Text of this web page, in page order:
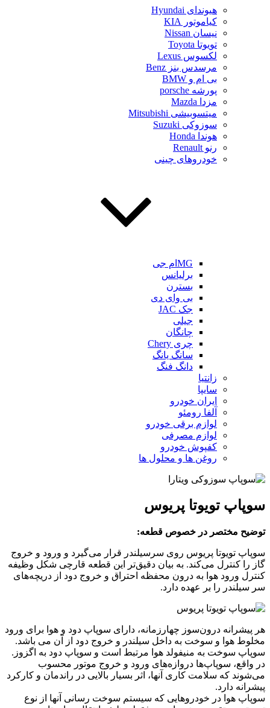
هیوندای Hyundai
کیاموتور KIA
نیسان Nissan
تویوتا Toyota
لکسوس Lexus
مرسدس بنز Benz
بی ام و BMW
پورشه porsche
مزدا Mazda
میتسوبیشی Mitsubishi
سوزوکی Suzuki
هوندا Honda
رنو Renault
خودروهای چینی
MGام جی
برلیانس
بسترن
بی وای دی
جک JAC
جیلی
چانگان
چری Chery
سانگ یانگ
دانگ فنگ
زانتیا
سایپا
ایران خودرو
آلفا رومئو
لوازم برقی خودرو
لوازم مصرفی
کفپوش خودرو
روغن ها و محلول ها
سوپاپ تویوتا پریوس
توضیح مختصر در خصوص قطعه:
سوپاپ تویوتا پریوس روی سرسیلندر قرار می‌گیرد و ورود و خروج
گاز را کنترل می‌کند. به بیان دقیق‌تر این قطعه‌ قارچی شکل وظیفه
کنترل ورود هوا به درون محفظه‌ احتراق و خروج دود از دریچه‌های
سر سیلندر را بر عهده دارد.
هر پیشرانه درون‌سوز چهارزمانه، دارای سوپاپ دود و هوا برای ورود
مخلوط هوا و سوخت به داخل سیلندر و خروج دود از آن می باشد.
سوپاپ سوخت به منیفولد هوا مرتبط است و سوپاپ دود به اگزوز.
در واقع، سوپاپ‌ها دروازه‌های ورود و خروج موتور محسوب
می‌شوند که سلامت کاری آنها، اثر بسیار بالایی در راندمان و کارکرد
پیشرانه دارد.
سوپاپ هوا در خودروهایی که سیستم سوخت رسانی آنها از نوع